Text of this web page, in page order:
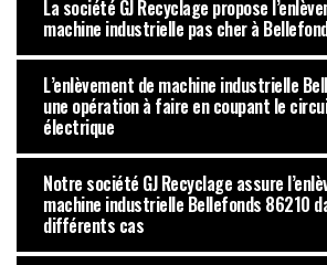
La société GJ Recyclage propose
machine industrielle pas cher à
L’enlèvement de machine industrielle
une opération à faire en coupant le
électrique
Notre société GJ Recyclage assure
machine industrielle Bellefonds 86210
différents cas